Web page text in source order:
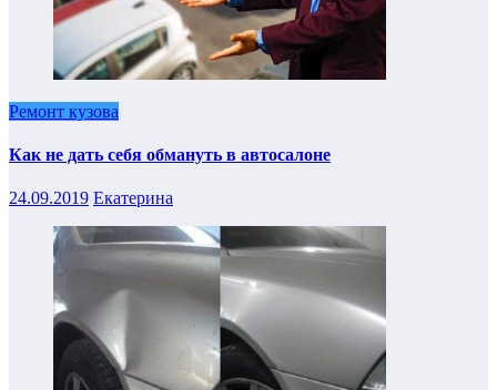
Ремонт кузова
Как не дать себя обмануть в автосалоне
24.09.2019 Екатерина